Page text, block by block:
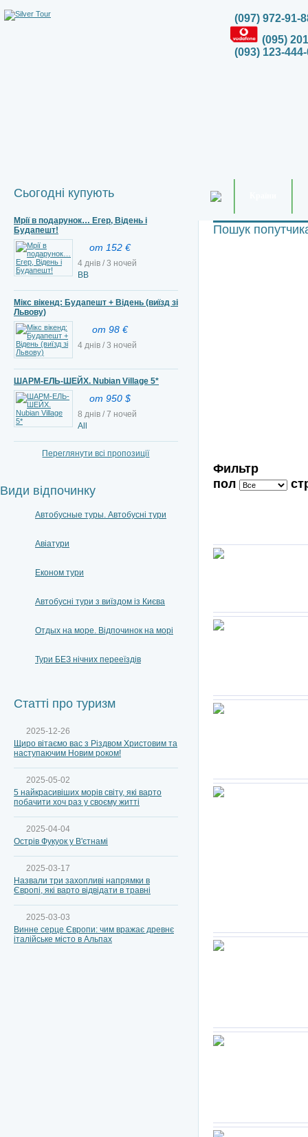
(097) 972-91-
(095)
(093) 123-
Пошук
Фильтр
пол
Сьогодні купують
Мрії в подарунок… Егер, Відень і
Будапешт!
от 152 €
4 днів / 3 ночей
BB
Мікс вікенд: Будапешт + Відень (виїзд зі
Львову)
от 98 €
4 днів / 3 ночей
ШАРМ-ЕЛЬ-ШЕЙХ. Nubian Village 5*
от 950 $
8 днів / 7 ночей
All
Переглянути всі пропозиції
Види відпочинку
Автобусные туры. Автобусні тури
Авіатури
Економ тури
Автобусні тури з виїздом із Києва
Отдых на море. Відпочинок на морі
Тури БЕЗ нічних перееїздів
Статті про туризм
2025-12-26
Щиро вітаємо вас з Різдвом Христовим та
наступаючим Новим роком!
2025-05-02
5 найкрасивіших морів світу, які варто
побачити хоч раз у своєму житті
2025-04-04
Острів Фукуок у В'єтнамі
2025-03-17
Назвали три захопливі напрямки в
Європі, які варто відвідати в травні
2025-03-03
Винне серце Європи: чим вражає древнє
італійське місто в Альпах